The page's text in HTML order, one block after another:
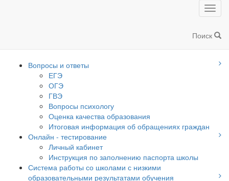
Поиск
Вопросы и ответы
ЕГЭ
ОГЭ
ГВЭ
Вопросы психологу
Оценка качества образования
Итоговая информация об обращениях граждан
Онлайн - тестирование
Личный кабинет
Инструкция по заполнению паспорта школы
Система работы со школами с низкими
образовательными результатами обучения